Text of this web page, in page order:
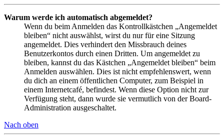
Warum werde ich automatisch abgemeldet?
Wenn du beim Anmelden das Kontrollkästchen „Angemeldet
bleiben“ nicht auswählst, wirst du nur für eine Sitzung
angemeldet. Dies verhindert den Missbrauch deines
Benutzerkontos durch einen Dritten. Um angemeldet zu
bleiben, kannst du das Kästchen „Angemeldet bleiben“ beim
Anmelden auswählen. Dies ist nicht empfehlenswert, wenn
du dich an einem öffentlichen Computer, zum Beispiel in
einem Internetcafé, befindest. Wenn diese Option nicht zur
Verfügung steht, dann wurde sie vermutlich von der Board-
Administration ausgeschaltet.
Nach oben